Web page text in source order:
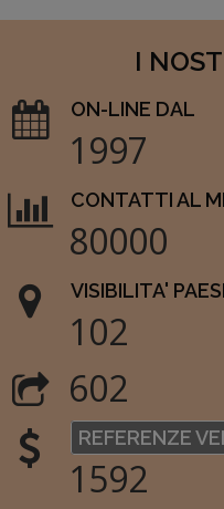
I
ON-LINE DAL
1997
CONTATTI AL
80000
VISIBILITA' PAESI
102
602
REFERENZE
1592